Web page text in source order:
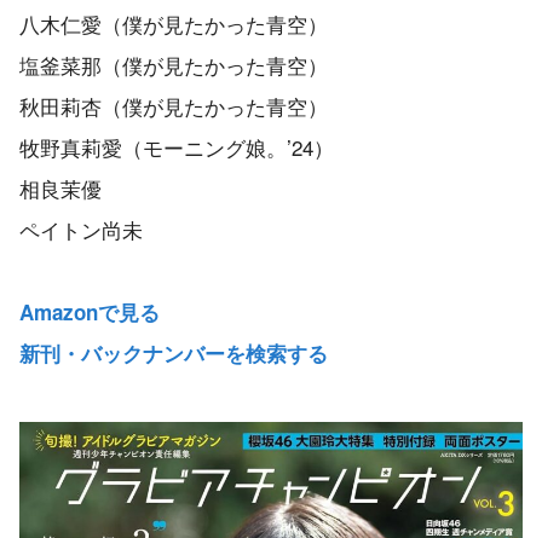
八木仁愛（僕が見たかった青空）
塩釜菜那（僕が見たかった青空）
秋田莉杏（僕が見たかった青空）
牧野真莉愛（モーニング娘。’24）
相良茉優
ペイトン尚未
Amazonで見る
新刊・バックナンバーを検索する